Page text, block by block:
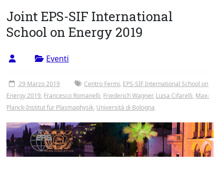
degli
Studi
di
Tor
Vergata
Joint EPS-SIF International
School on Energy 2019
Eventi
29 Marzo 2019 Centro Fermi, EPS-SIF International School on
Energy 2019, Francesco Romanelli, Friederich Wagner, Luisa Cifarelli, Max-
Planck-Institut für Plasmaphysik, Università di Bologna